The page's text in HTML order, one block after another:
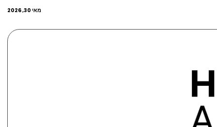
מאי 30, 2026